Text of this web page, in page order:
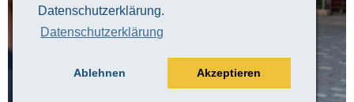
Datenschutzerklärung.
Datenschutzerklärung
Ablehnen Akzeptieren